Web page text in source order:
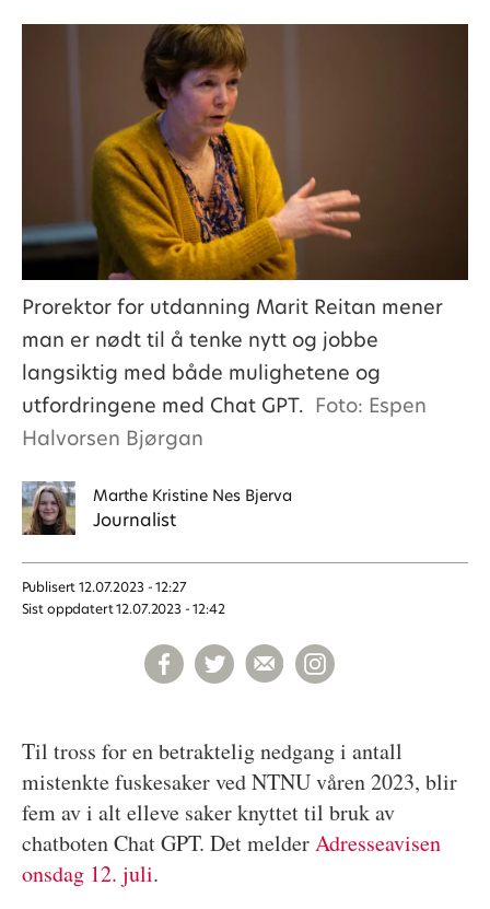
Prorektor for utdanning Marit Reitan mener
man er nødt til å tenke nytt og jobbe
langsiktig med både mulighetene og
utfordringene med Chat GPT. Foto: Espen
Halvorsen Bjørgan
Marthe Kristine Nes Bjerva
Journalist
Publisert 12.07.2023 - 12:27
Sist oppdatert 12.07.2023 - 12:42
Til tross for en betraktelig nedgang i antall
mistenkte fuskesaker ved NTNU våren 2023, blir
fem av i alt elleve saker knyttet til bruk av
chatboten Chat GPT. Det melderAdresseavisen
onsdag 12. juli.